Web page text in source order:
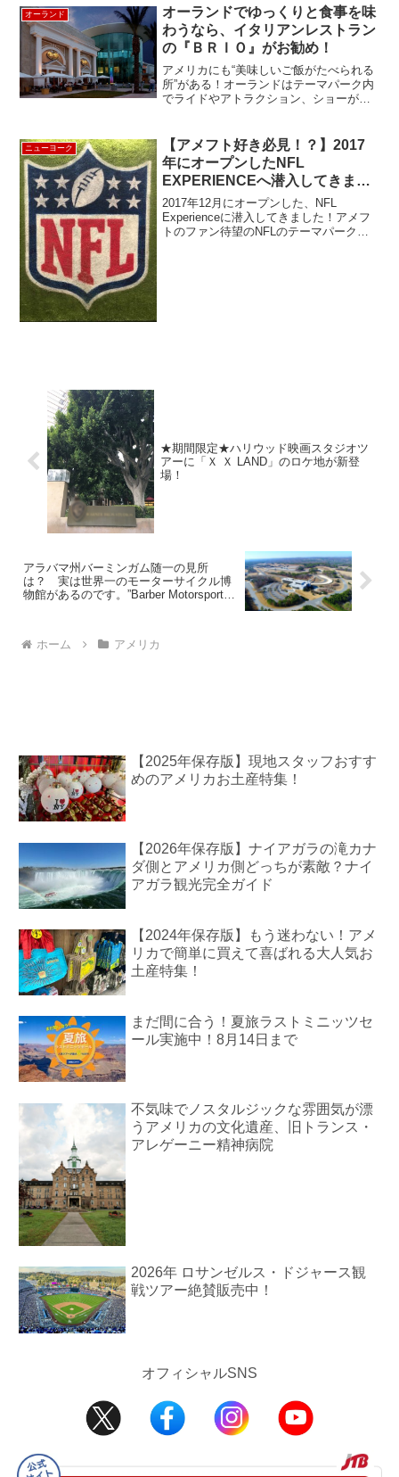
ク・プラザ・アット・テンプル・スクエ
アに9:00AM集...
オーランド
オーランドでゆっくりと食事を味
わうなら、イタリアンレストラン
の『ＢＲＩＯ』がお勧め！
アメリカにも“美味しいご飯がたべられる
所”がある！オーランドはテーマパーク内
でライドやアトラクション、ショーが中
れで楽しいが、ゆっくり味わって食べる
には、、、あまりにも...
ニューヨーク
【アメフト好き必見！？】2017
年にオープンしたNFL
EXPERIENCEへ潜入してきまし
た！
2017年12月にオープンした、NFL
Experienceに潜入してきました！アメフ
トのファン待望のNFLのテーマパーク
★期間限定★ハリウッド映画スタジオツ
アーに「Ｘ Ｘ LAND」のロケ地が新登
場！
アラバマ州バーミンガム随一の見所
は？ 実は世界一のモーターサイクル博
物館があるのです。”Barber Motorsports
ホーム アメリカ
【2025年保存版】現地スタッフおすす
めのアメリカお土産特集！
【2026年保存版】ナイアガラの滝カナ
ダ側とアメリカ側どっちが素敵？ナイ
アガラ観光完全ガイド
【2024年保存版】もう迷わない！アメ
リカで簡単に買えて喜ばれる大人気お
土産特集！
まだ間に合う！夏旅ラストミニッツセ
ール実施中！8月14日まで
不気味でノスタルジックな雰囲気が漂
うアメリカの文化遺産、旧トランス・
アレゲーニー精神病院
2026年 ロサンゼルス・ドジャース観
戦ツアー絶賛販売中！
オフィシャルSNS